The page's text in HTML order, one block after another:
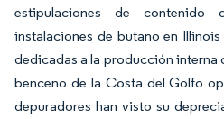
estipulaciones de contenido
instalaciones de butano en
dedicadas a la producción interna
benceno de la Costa del Golfo
depuradores han visto su